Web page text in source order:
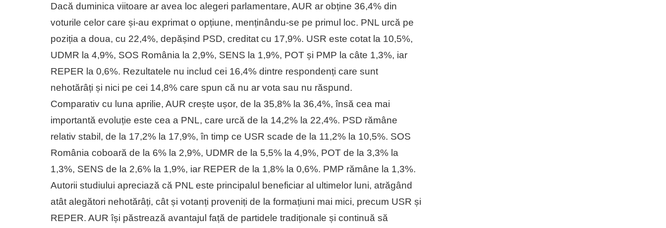
Dacă duminica viitoare ar avea loc alegeri parlamentare, AUR ar obține 36,4% din
voturile celor care și-au exprimat o opțiune, menținându-se pe primul loc. PNL urcă pe
poziția a doua, cu 22,4%, depășind PSD, creditat cu 17,9%. USR este cotat la 10,5%,
UDMR la 4,9%, SOS România la 2,9%, SENS la 1,9%, POT și PMP la câte 1,3%, iar
REPER la 0,6%. Rezultatele nu includ cei 16,4% dintre respondenți care sunt
nehotărâți și nici pe cei 14,8% care spun că nu ar vota sau nu răspund.
Comparativ cu luna aprilie, AUR crește ușor, de la 35,8% la 36,4%, însă cea mai
importantă evoluție este cea a PNL, care urcă de la 14,2% la 22,4%. PSD rămâne
relativ stabil, de la 17,2% la 17,9%, în timp ce USR scade de la 11,2% la 10,5%. SOS
România coboară de la 6% la 2,9%, UDMR de la 5,5% la 4,9%, POT de la 3,3% la
1,3%, SENS de la 2,6% la 1,9%, iar REPER de la 1,8% la 0,6%. PMP rămâne la 1,3%.
Autorii studiului apreciază că PNL este principalul beneficiar al ultimelor luni, atrăgând
atât alegători nehotărâți, cât și votanți proveniți de la formațiuni mai mici, precum USR și
REPER. AUR își păstrează avantajul față de partidele tradiționale și continuă să